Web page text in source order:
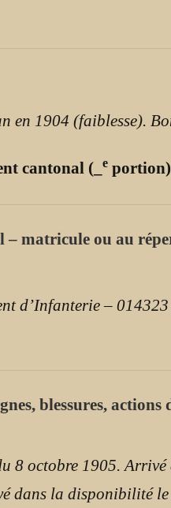
en 1904 (faiblesse).
cantonal (_ e portion)
– matricule ou au
d’Infanterie – 014323
blessures, actions
8 octobre 1905.
dans la disponibilité